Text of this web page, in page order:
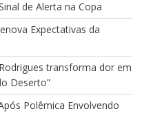
de Alerta na Copa
Expectativas da
transforma dor em
Deserto”
Polêmica Envolvendo